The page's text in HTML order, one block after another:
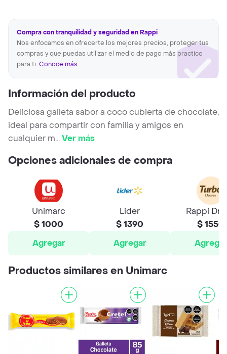
Compra con tranquilidad y seguridad en Rappi
Nos enfocamos en ofrecerte los mejores precios, proteger tus
compras y que puedas utilizar el medio de pago más practico
para ti. Conoce más...
Información del producto
Deliciosa galleta sabor a coco cubierta de chocolate,
ideal para compartir con familia y amigos en
cualquier m...Ver más
Opciones adicionales de compra
Unimarc
$ 1000
Agregar
Lider
$ 1390
Agregar
Rappi
$ 1550
Agregar
Productos similares en Unimarc